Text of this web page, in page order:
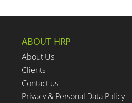
ABOUT HRP
About Us
Clients
Contact us
Privacy & Personal Data Policy